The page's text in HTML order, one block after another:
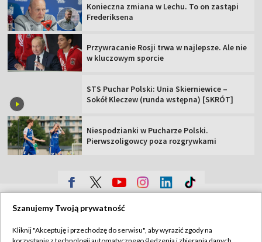
Konieczna zmiana w Lechu. To on zastąpi
Frederiksena
Przywracanie Rosji trwa w najlepsze. Ale nie
w kluczowym sporcie
STS Puchar Polski: Unia Skierniewice –
Sokół Kleczew (runda wstępna) [SKRÓT]
Niespodzianki w Pucharze Polski.
Pierwszoligowcy poza rozgrywkami
Szanujemy Twoją prywatność
Kliknij "Akceptuję i przechodzę do serwisu", aby wyrazić zgody na